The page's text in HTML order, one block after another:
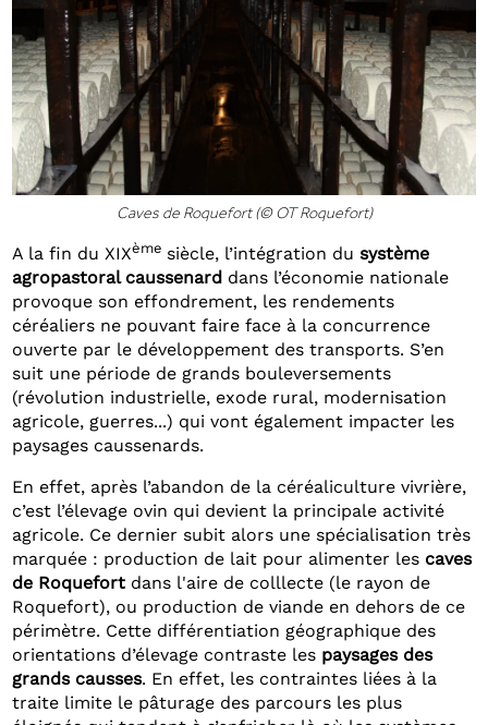
Caves de Roquefort (© OT Roquefort)
A la fin du XIXème siècle, l’intégration dusystème
agropastoral caussenard dans l’économie nationale
provoque son effondrement, les rendements
céréaliers ne pouvant faire face à la concurrence
ouverte par le développement des transports. S’en
suit une période de grands bouleversements
(révolution industrielle, exode rural, modernisation
agricole, guerres...) qui vont également impacter les
paysages caussenards.
En effet, après l’abandon de la céréaliculture vivrière,
c’est l’élevage ovin qui devient la principale activité
agricole. Ce dernier subit alors une spécialisation très
marquée : production de lait pour alimenter les caves
de Roquefort dans l'aire de colllecte (le rayon de
Roquefort), ou production de viande en dehors de ce
périmètre. Cette différentiation géographique des
orientations d’élevage contraste les paysages des
grands causses. En effet, les contraintes liées à la
traite limite le pâturage des parcours les plus